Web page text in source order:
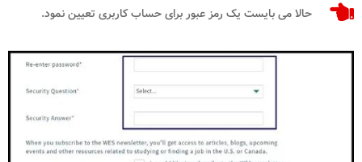
حالا می بایست یک رمز عبور برای حساب کاربری تعیین نمود.